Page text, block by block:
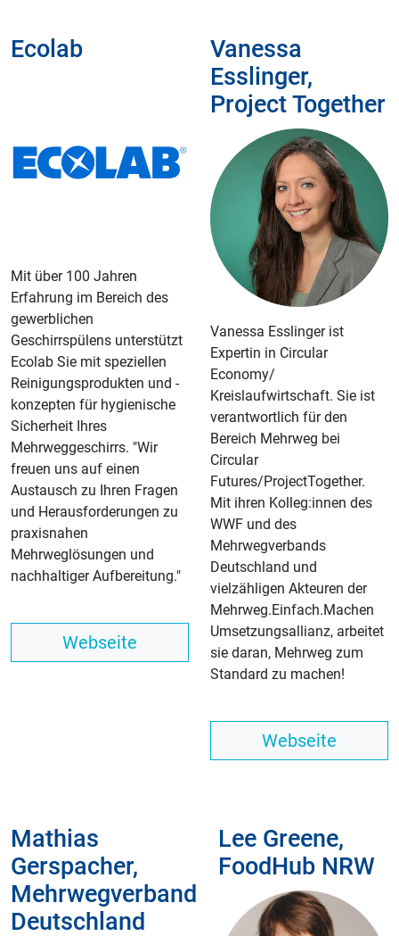
Ecolab
­­­­­­­­­­­­­­­­­­Mit über 100 Jahren
Erfahrung im Bereich des
gewerblichen
Geschirrspülens unterstützt
Ecolab Sie mit speziellen
Reinigungsprodukten und -
konzepten für hygienische
Sicherheit Ihres
Mehrweggeschirrs. "Wir
freuen uns auf einen
Austausch zu Ihren Fragen
und Herausforderungen zu
praxisnahen
Mehrweglösungen und
nachhaltiger Aufbereitung."
Webseite
Vanessa
Esslinger,
Project Together
­­­­­­­­­­­­­­­­­­Vanessa Esslinger ist
Expertin in Circular
Economy/
Kreislaufwirtschaft. Sie ist
verantwortlich für den
Bereich Mehrweg bei
Circular
Futures/ProjectTogether.
Mit ihren Kolleg:innen des
WWF und des
Mehrwegverbands
Deutschland und
vielzähligen Akteuren der
Mehrweg.Einfach.Machen
Umsetzungsallianz, arbeitet
sie daran, Mehrweg zum
Standard zu machen!
Webseite
Mathias
Gerspacher,
Mehrwegverband
Deutschland
Lee Greene,
FoodHub NRW